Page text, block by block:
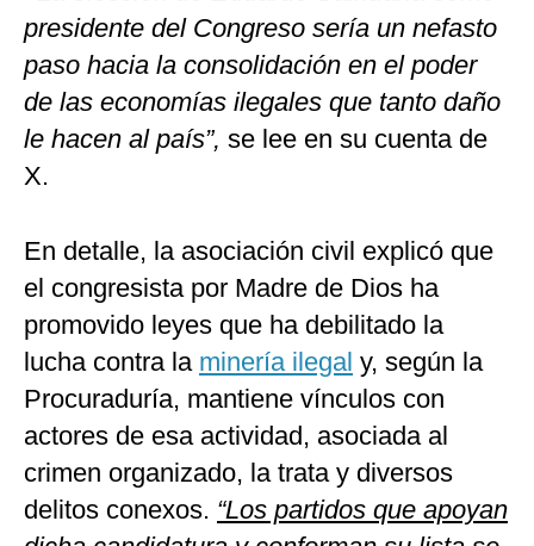
presidente del Congreso sería un nefasto
paso hacia la consolidación en el poder
de las economías ilegales que tanto daño
le hacen al país”, se lee en su cuenta de
X.
En detalle, la asociación civil explicó que
el congresista por Madre de Dios ha
promovido leyes que ha debilitado la
lucha contra la minería ilegal y, según la
Procuraduría, mantiene vínculos con
actores de esa actividad, asociada al
crimen organizado, la trata y diversos
delitos conexos. “Los partidos que apoyan